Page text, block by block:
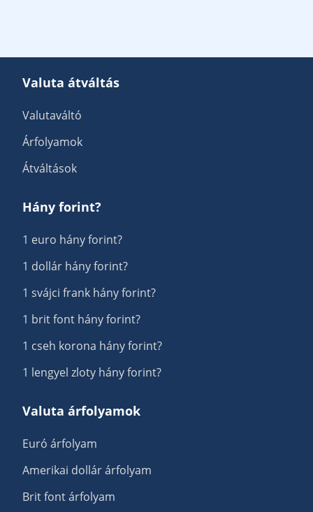
Valuta átváltás
Valutaváltó
Árfolyamok
Átváltások
Hány forint?
1 euro hány forint?
1 dollár hány forint?
1 svájci frank hány forint?
1 brit font hány forint?
1 cseh korona hány forint?
1 lengyel zloty hány forint?
Valuta árfolyamok
Euró árfolyam
Amerikai dollár árfolyam
Brit font árfolyam